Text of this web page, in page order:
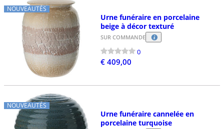
NOUVEAUTÉS
Urne funéraire en porcelaine
beige à décor texturé
SUR COMMANDE
0
€ 409,00
NOUVEAUTÉS
Urne funéraire cannelée en
porcelaine turquoise